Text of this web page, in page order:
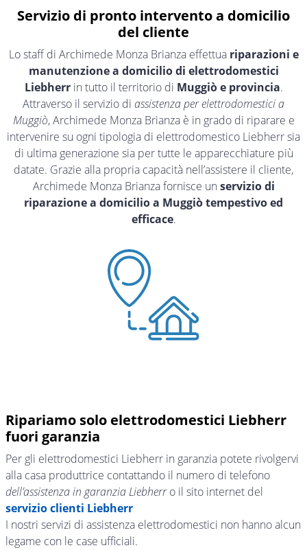
Servizio di pronto intervento a domicilio
del cliente
Lo staff di Archimede Monza Brianza effettua riparazioni e
manutenzione a domicilio di elettrodomestici
Liebherrin tutto il territorio di Muggiò e provincia.
Attraverso il servizio di assistenza per elettrodomestici a
Muggiò, Archimede Monza Brianza è in grado di riparare e
intervenire su ogni tipologia di elettrodomestico Liebherr sia
di ultima generazione sia per tutte le apparecchiature più
datate. Grazie alla propria capacità nell’assistere il cliente,
Archimede Monza Brianza fornisce un servizio di
riparazione a domicilio a Muggiò tempestivo ed
efficace.
Ripariamo solo elettrodomestici Liebherr
fuori garanzia
Per gli elettrodomestici Liebherr in garanzia potete rivolgervi
alla casa produttrice contattando il numero di telefono
dell’assistenza in garanzia Liebherro il sito internet del
servizio clienti Liebherr
I nostri servizi di assistenza elettrodomestici non hanno alcun
legame con le case ufficiali.